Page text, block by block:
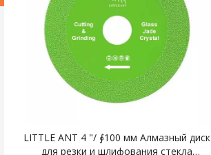
LITTLE ANT 4 "/ ∮100 мм Алмазный диск
для резки и шлифования стекла